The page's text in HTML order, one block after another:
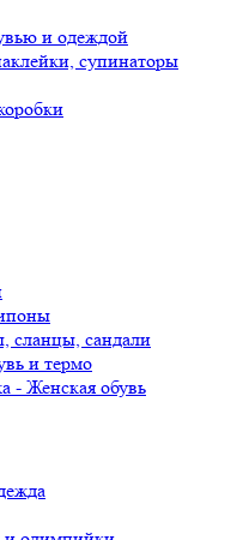
и одеждой
супинаторы
сланцы, сандали
и термо
- Женская обувь